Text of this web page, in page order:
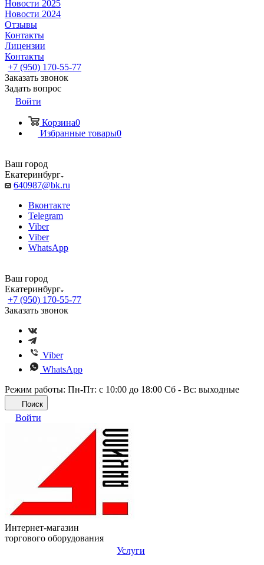
Новости 2025
Новости 2024
Отзывы
Контакты
Лицензии
Контакты
+7 (950) 170-55-77
Заказать звонок
Задать вопрос
Войти
Корзина0
Избранные товары0
Ваш город
Екатеринбург
640987@bk.ru
Вконтакте
Telegram
Viber
Viber
WhatsApp
Ваш город
Екатеринбург
+7 (950) 170-55-77
Заказать звонок
Viber
WhatsApp
Режим работы: Пн-Пт: с 10:00 до 18:00 Сб - Вс: выходные
Поиск
Войти
Интернет-магазин
торгового оборудования
Услуги